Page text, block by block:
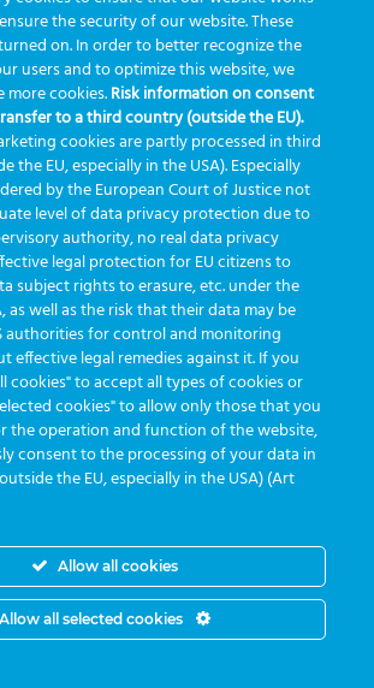
the security of our website. These
on. In order to better recognize the
users and to optimize this website, we
cookies.Risk information on consent
to a third country (outside the EU).
cookies are partly processed in third
the EU, especially in the USA). Especially
by the European Court of Justice not
level of data privacy protection due to
authority, no real data privacy
legal protection for EU citizens to
subject rights to erasure, etc. under the
as well as the risk that their data may be
authorities for control and monitoring
effective legal remedies against it. If you
cookies" to accept all types of cookies or
cookies" to allow only those that you
the operation and function of the website,
consent to the processing of your data in
the EU, especially in the USA) (Art
Allow all cookies
Allow all selected cookies
a sexta das 8:30 às 17:30